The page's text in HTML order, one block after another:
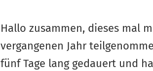
Hallo zusammen, dieses mal
vergangenen Jahr
fünf Tage lang gedauert und